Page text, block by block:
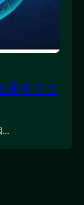
是多少？
…